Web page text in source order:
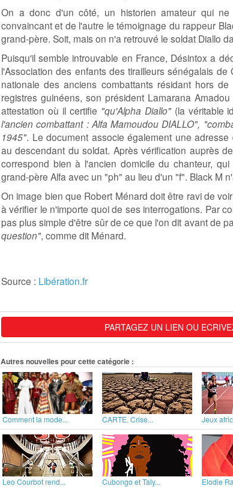
On a donc d'un côté, un historien amateur qui
convaincant et de l'autre le témoignage du rappeur
grand-père. Soit, mais on n'a retrouvé le soldat Diallo
Puisqu'il semble introuvable en France, Désintox a
l'Association des enfants des tirailleurs sénégalais
nationale des anciens combattants résidant hors
registres guinéens, son président Lamarana
attestation où il certifie "qu'Alpha Diallo"(la véritable
l'ancien combattant : Alfa Mamoudou DIALLO",
1945". Le document associe également une
au descendant du soldat. Après vérification auprès
correspond bien à l'ancien domicile du chanteur,
grand-père Alfa avec un "ph" au lieu d'un "f". Black M
On image bien que Robert Ménard doit être ravi de
à vérifier le n'importe quoi de ses interrogations. Par
pas plus simple d'être sûr de ce que l'on dit avant de
question", comme dit Ménard.
Source : Libération.fr
PARTAGEZ UN LIEN OU
Autres nouvelles pour cette catégorie :
Comment la mode... CARTE. Crise... Jeux
Leo Courbot rend... Cubongo et Taly... Elodie